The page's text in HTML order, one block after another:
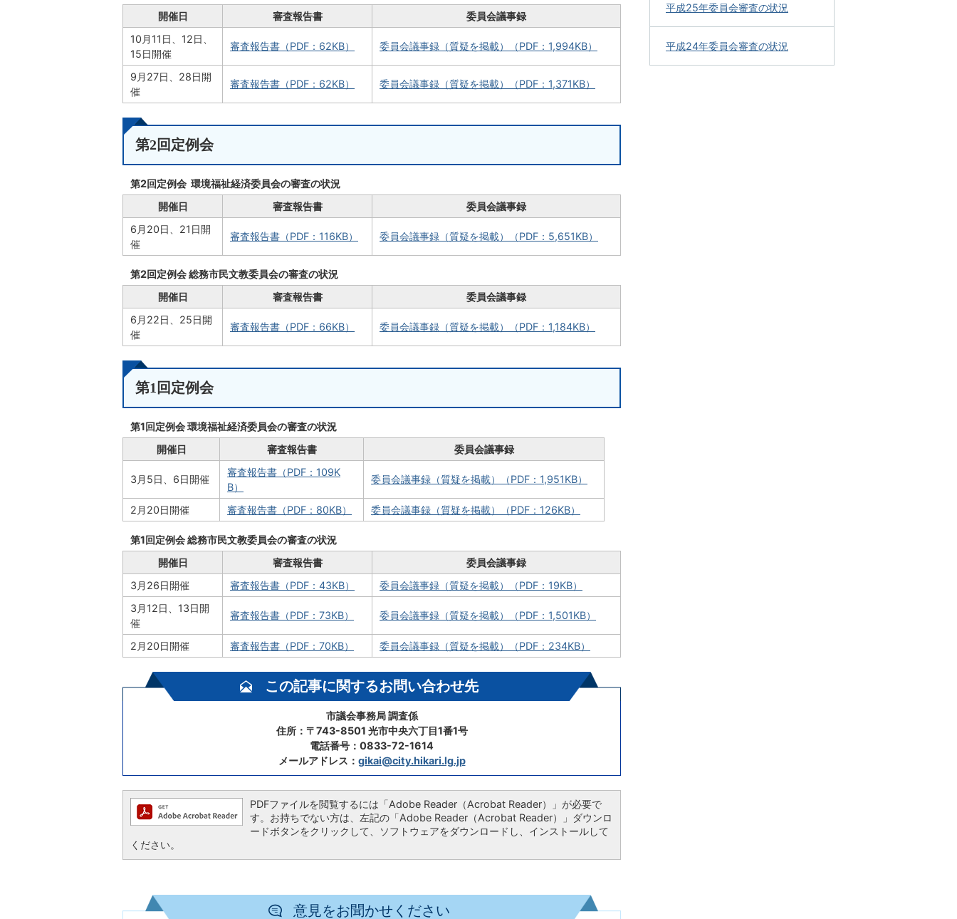
開催日
審査報告書
委員会議事録
10月11日、12日、
15日開催
審査報告書（PDF：62KB） 委員会議事録（質疑を掲載）（PDF：1,994KB）
9月27日、28日開
催
審査報告書（PDF：62KB） 委員会議事録（質疑を掲載）（PDF：1,371KB）
第2回定例会
第2回定例会 環境福祉経済委員会の審査の状況
開催日
審査報告書
委員会議事録
6月20日、21日開
催
審査報告書（PDF：116KB） 委員会議事録（質疑を掲載）（PDF：5,651KB）
第2回定例会 総務市民文教委員会の審査の状況
開催日
審査報告書
委員会議事録
6月22日、25日開
催
審査報告書（PDF：66KB） 委員会議事録（質疑を掲載）（PDF：1,184KB）
第1回定例会
第1回定例会 環境福祉経済委員会の審査の状況
開催日
審査報告書 委員会議事録
3月5日、6日開催
審査報告書（PDF：109K
B）
委員会議事録（質疑を掲載）（PDF：1,951KB）
2月20日開催 審査報告書（PDF：80KB） 委員会議事録（質疑を掲載）（PDF：126KB）
第1回定例会 総務市民文教委員会の審査の状況
開催日
審査報告書
委員会議事録
3月26日開催
審査報告書（PDF：43KB）
委員会議事録（質疑を掲載）（PDF：19KB）
3月12日、13日開
催
審査報告書（PDF：73KB） 委員会議事録（質疑を掲載）（PDF：1,501KB）
2月20日開催 審査報告書（PDF：70KB） 委員会議事録（質疑を掲載）（PDF：234KB）
この記事に関するお問い合わせ先
市議会事務局 調査係
住所：〒743-8501 光市中央六丁目1番1号
電話番号：0833-72-1614
メールアドレス： gikai@city.hikari.lg.jp
PDFファイルを閲覧するには「Adobe Reader（Acrobat Reader）」が必要で
す。お持ちでない方は、左記の「Adobe Reader（Acrobat Reader）」ダウンロ
ードボタンをクリックして、ソフトウェアをダウンロードし、インストールして
ください。
意見をお聞かせください
平成25年委員会審査の状況
平成24年委員会審査の状況